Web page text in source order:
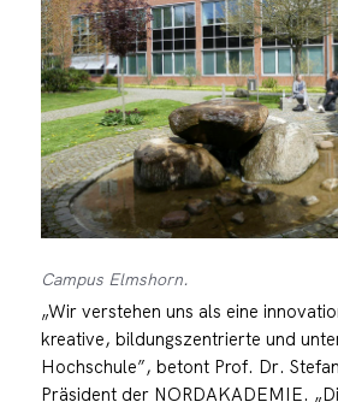
Campus Elmshorn.
„Wir verstehen uns als eine
kreative, bildungszentrierte und
Hochschule”, betont Prof. Dr.
Präsident der NORDAKADEMIE.